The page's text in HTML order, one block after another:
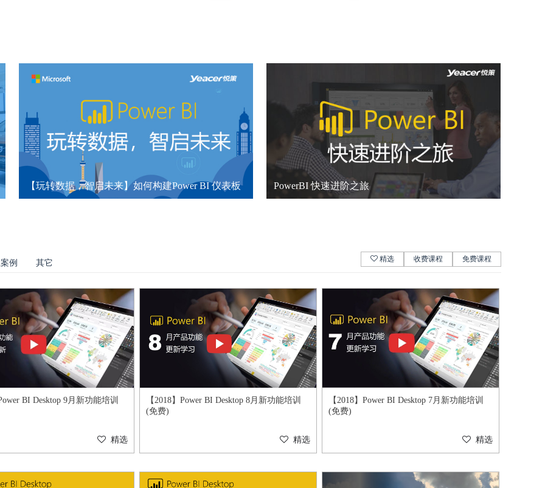
【玩转数据，智启未来】如何构建Power BI 仪表板 PowerBI 快速进阶之旅
例 其它 免费课程
收费课程
精选
BI Desktop 9月新功能培训
精选
【2018】Power BI Desktop 8月新功能培训
(免费)
精选
【2018】Power BI Desktop 7月新功能培训
(免费)
精选